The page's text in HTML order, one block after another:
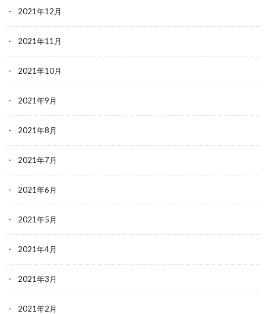
2021年12月
2021年11月
2021年10月
2021年9月
2021年8月
2021年7月
2021年6月
2021年5月
2021年4月
2021年3月
2021年2月